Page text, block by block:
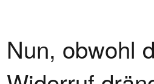
Nun, obwohl